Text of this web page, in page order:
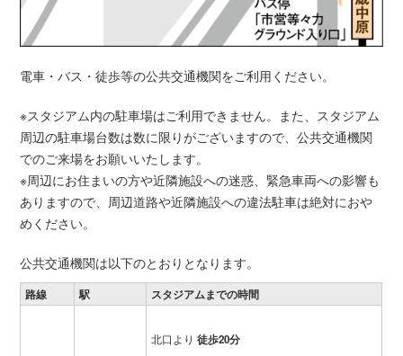
電車・バス・徒歩等の公共交通機関をご利用ください。
※スタジアム内の駐車場はご利用できません。また、スタジアム
周辺の駐車場台数は数に限りがございますので、公共交通機関
でのご来場をお願いいたします。
※周辺にお住まいの方や近隣施設への迷惑、緊急車両への影響も
ありますので、周辺道路や近隣施設への違法駐車は絶対におや
めください。
公共交通機関は以下のとおりとなります。
路線 駅 スタジアムまでの時間
北口より徒歩20分